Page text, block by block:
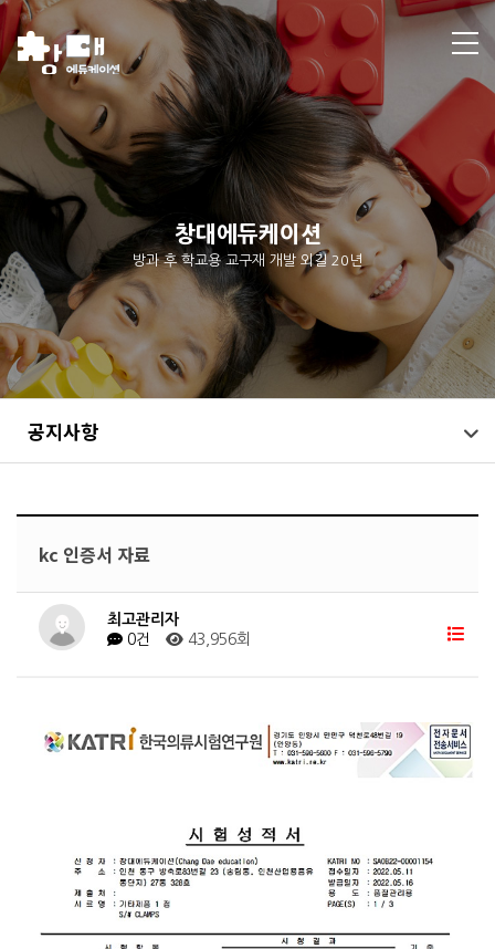
창대에듀케이션
방과 후 학교용 교구재 개발 외길 20년
공지사항
kc 인증서 자료
최고관리자
0건
43,956회